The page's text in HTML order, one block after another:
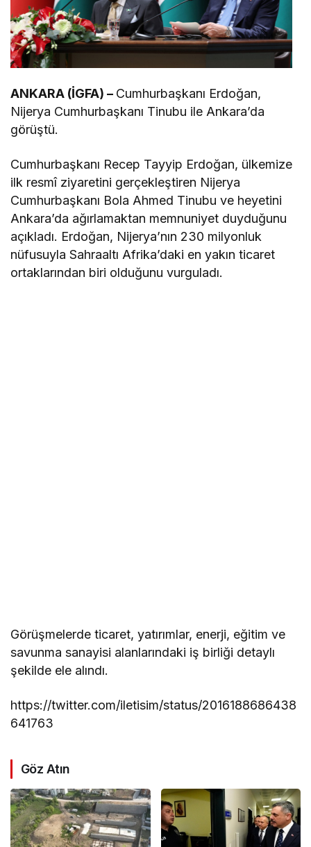
ANKARA (İGFA) – Cumhurbaşkanı Erdoğan,
Nijerya Cumhurbaşkanı Tinubu ile Ankara’da
görüştü.
Cumhurbaşkanı Recep Tayyip Erdoğan, ülkemize
ilk resmî ziyaretini gerçekleştiren Nijerya
Cumhurbaşkanı Bola Ahmed Tinubu ve heyetini
Ankara’da ağırlamaktan memnuniyet duyduğunu
açıkladı. Erdoğan, Nijerya’nın 230 milyonluk
nüfusuyla Sahraaltı Afrika’daki en yakın ticaret
ortaklarından biri olduğunu vurguladı.
Görüşmelerde ticaret, yatırımlar, enerji, eğitim ve
savunma sanayisi alanlarındaki iş birliği detaylı
şekilde ele alındı.
https://twitter.com/iletisim/status/2016188686438
641763
Göz Atın